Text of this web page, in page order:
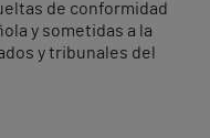
de conformidad
y sometidas a la
y tribunales del